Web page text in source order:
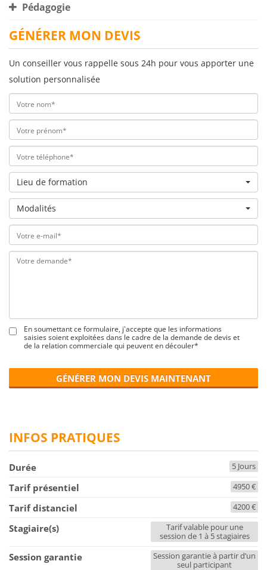
Pédagogie
GÉNÉRER MON DEVIS
Un conseiller vous rappelle sous 24h pour vous apporter une
solution personnalisée
Lieu de formation
Modalités
En soumettant ce formulaire, j'accepte que les informations
saisies soient exploitées dans le cadre de la demande de devis et
de la relation commerciale qui peuvent en découler*
GÉNÉRER MON DEVIS MAINTENANT
INFOS PRATIQUES
Durée 5 Jours
Tarif présentiel 4950 €
Tarif distanciel 4200 €
Stagiaire(s)
Tarif valable pour une
session de 1 à 5 stagiaires
Session garantie
Session garantie à partir d’un
seul participant